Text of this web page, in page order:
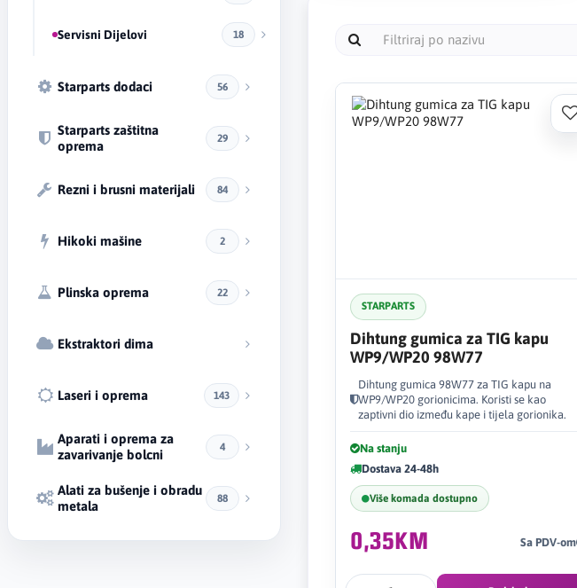
Servisni Dijelovi 18
Starparts dodaci 56
Starparts zaštitna
oprema
29
Rezni i brusni materijali 84
Hikoki mašine 2
Plinska oprema 22
Ekstraktori dima
Laseri i oprema 143
Aparati i oprema za
zavarivanje bolcni
4
Alati za bušenje i obradu
metala
88
STARPARTS
Dihtung gumica za TIG kapu
WP9/WP20 98W77
Dihtung gumica 98W77 za TIG kapu na
WP9/WP20 gorionicima. Koristi se kao
zaptivni dio između kape i tijela gorionika.
Na stanju
Dostava 24-48h
Više komada dostupno
0,35KM Sa PDV-om